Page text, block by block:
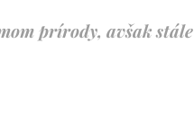
prírody, avšak stále